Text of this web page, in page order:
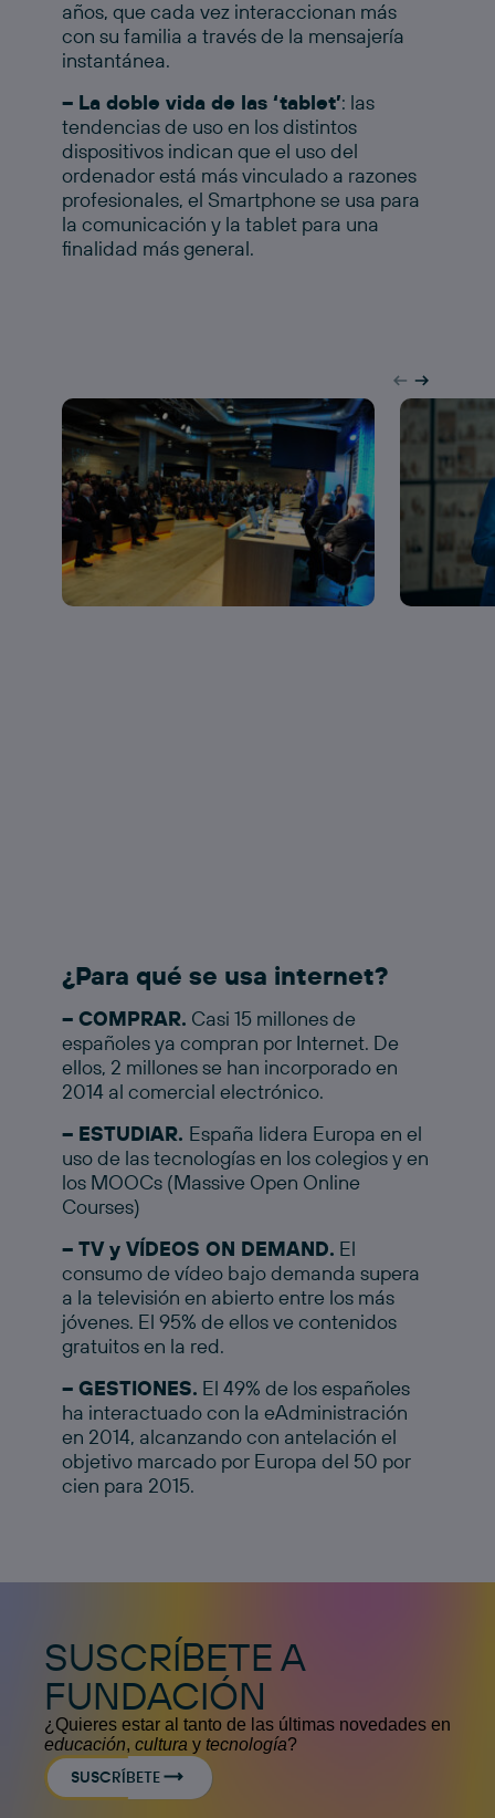
años, que cada vez interaccionan más
con su familia a través de la mensajería
instantánea.
– La doble vida de las ‘tablet’: las
tendencias de uso en los distintos
dispositivos indican que el uso del
ordenador está más vinculado a razones
profesionales, el Smartphone se usa para
la comunicación y la tablet para una
finalidad más general.
¿Para qué se usa internet?
– COMPRAR. Casi 15 millones de
españoles ya compran por Internet. De
ellos, 2 millones se han incorporado en
2014 al comercial electrónico.
– ESTUDIAR. España lidera Europa en el
uso de las tecnologías en los colegios y en
los MOOCs (Massive Open Online
Courses)
– TV y VÍDEOS ON DEMAND. El
consumo de vídeo bajo demanda supera
a la televisión en abierto entre los más
jóvenes. El 95% de ellos ve contenidos
gratuitos en la red.
– GESTIONES. El 49% de los españoles
ha interactuado con la eAdministración
en 2014, alcanzando con antelación el
objetivo marcado por Europa del 50 por
cien para 2015.
SUSCRÍBETE A
FUNDACIÓN
¿Quieres estar al tanto de las últimas novedades en
educación, cultura y tecnología?
SUSCRÍBETE